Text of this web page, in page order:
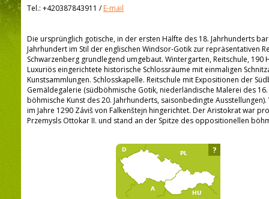
Tel.: +420387843911 /E-mail
Die ursprünglich gotische, in der ersten Hälfte des 18. Jahrhunderts
Jahrhundert im Stil der englischen Windsor-Gotik zur repräsentativen
Schwarzenberg grundlegend umgebaut. Wintergarten, Reitschule,
Luxuriös eingerichtete historische Schlossräume mit einmaligen
Kunstsammlungen. Schlosskapelle. Reitschule mit Expositionen der
Gemäldegalerie (südböhmische Gotik, niederländische Malerei des
böhmische Kunst des 20. Jahrhunderts, saisonbedingte
im Jahre 1290 Záviš von Falkenštejn hingerichtet. Der Aristokrat war
Przemysls Ottokar II. und stand an der Spitze des oppositionellen
?